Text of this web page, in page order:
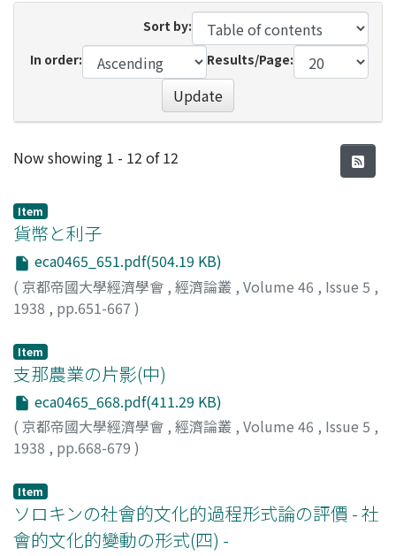
Sort by:
In order:
Results/Page:
Update
Recent Submissions
Now showing 1 - 12 of 12
Item
貨幣と利子
eca0465_651.pdf(504.19 KB)
( 京都帝國大學經濟學會 , 經濟論叢 , Volume 46 , Issue 5 ,
1938 , pp.651-667 )
Item
支那農業の片影(中)
eca0465_668.pdf(411.29 KB)
( 京都帝國大學經濟學會 , 經濟論叢 , Volume 46 , Issue 5 ,
1938 , pp.668-679 )
Item
ソロキンの社會的文化的過程形式論の評價 - 社
會的文化的變動の形式(四) -